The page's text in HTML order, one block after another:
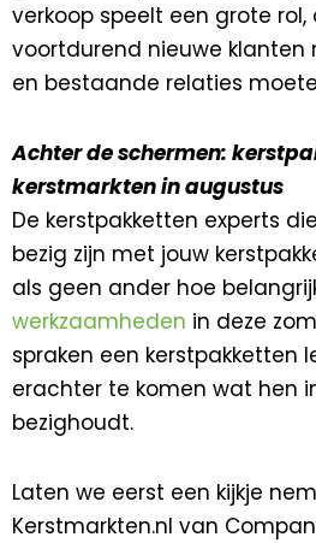
verkoop speelt een grote rol,
voortdurend nieuwe klanten
en bestaande relaties
Achter de schermen:
kerstmarkten in augustus
De kerstpakketten experts
bezig zijn met jouw
als geen ander hoe
werkzaamheden in deze
spraken een kerstpakketten
erachter te komen wat hen
bezighoudt.
Laten we eerst een kijkje
Kerstmarkten.nl van